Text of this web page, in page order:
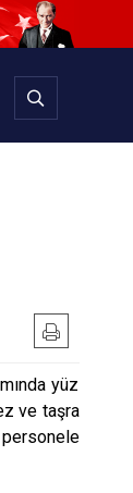
yüz
ve taşra